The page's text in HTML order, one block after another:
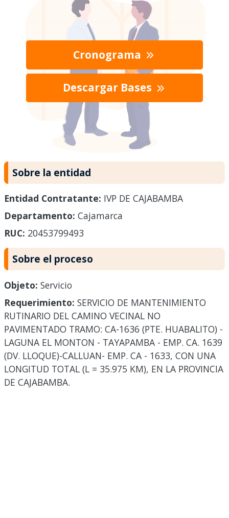
Cronograma
Descargar Bases
Sobre la entidad
Entidad Contratante: IVP DE CAJABAMBA
Departamento: Cajamarca
RUC: 20453799493
Sobre el proceso
Objeto: Servicio
Requerimiento: SERVICIO DE MANTENIMIENTO
RUTINARIO DEL CAMINO VECINAL NO
PAVIMENTADO TRAMO: CA-1636 (PTE. HUABALITO) -
LAGUNA EL MONTON - TAYAPAMBA - EMP. CA. 1639
(DV. LLOQUE)-CALLUAN- EMP. CA - 1633, CON UNA
LONGITUD TOTAL (L = 35.975 KM), EN LA PROVINCIA
DE CAJABAMBA.